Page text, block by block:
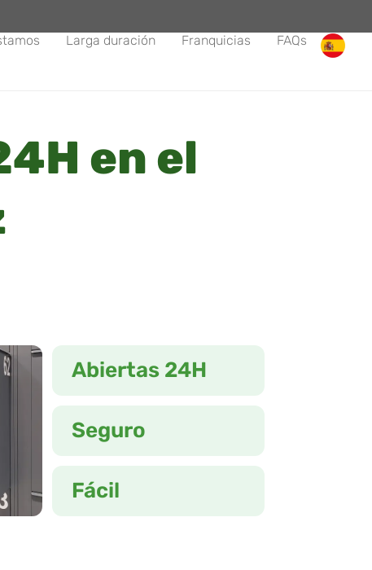
Larga duración Franquicias FAQs
en el
Seguro
Fácil
Abiertas 24H